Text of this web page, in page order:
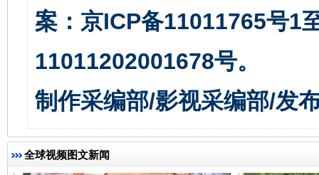
案：京ICP备11011765号1
11011202001678号。
制作采编部/影视采编部/发
全球视频图文新闻
揭开“小金库”的免责幌子